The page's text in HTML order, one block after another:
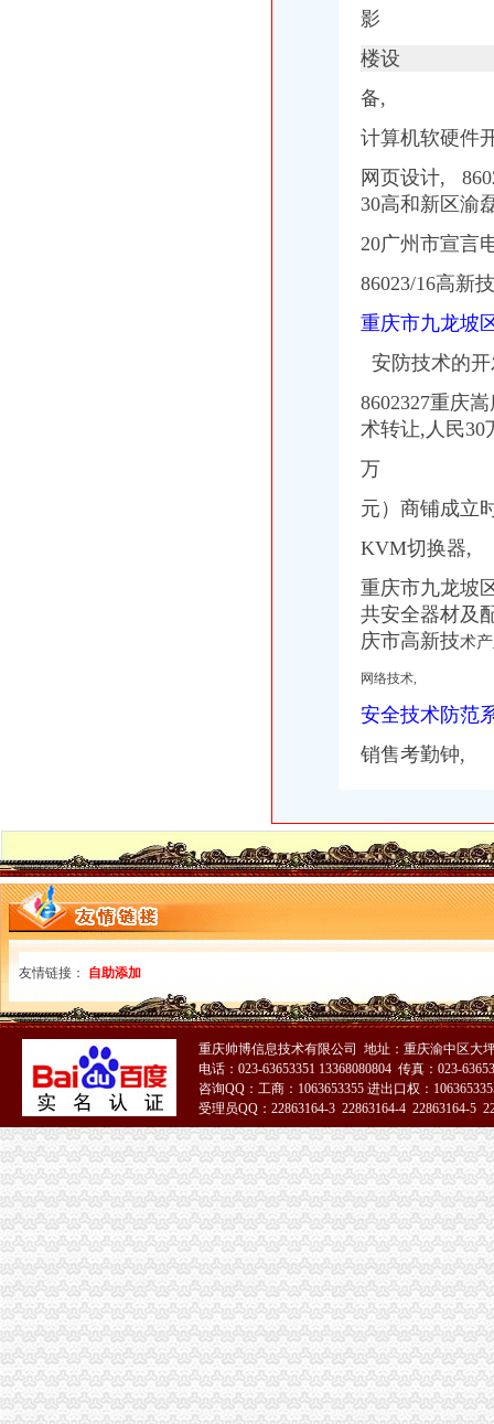
影
楼设
备,
计算机软硬件
网页设计,
30高和新区渝
20广州市宣言
86023/16高新
重庆市九龙坡
安防技术的
8602327重庆
术转让,人民30
万
元）商铺成立
KVM切换器,
重庆市九龙坡
共安全器材及
庆市高新技术
网络技术,
安全技术防范
销售考勤钟,
友情链接： 自助添加
重庆帅博信息技术有限公司 地址：重庆渝中区大
电话：023-63653351 13368080804 传真：023-
咨询QQ：工商：1063653355 进出口权：
受理员QQ：22863164-3 22863164-4 22863164-5
51La